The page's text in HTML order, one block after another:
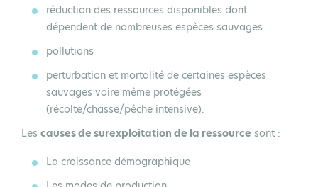
réduction des ressources disponibles dont
dépendent de nombreuses espèces sauvages
pollutions
perturbation et mortalité de certaines espèces
sauvages voire même protégées
(récolte/chasse/pêche intensive).
Les causes de surexploitation de la ressource sont :
La croissance démographique